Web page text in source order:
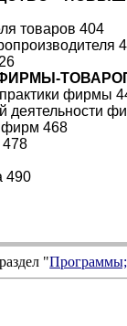
товаров 404
фирмы
деятельности
фирм 468
478
490
"